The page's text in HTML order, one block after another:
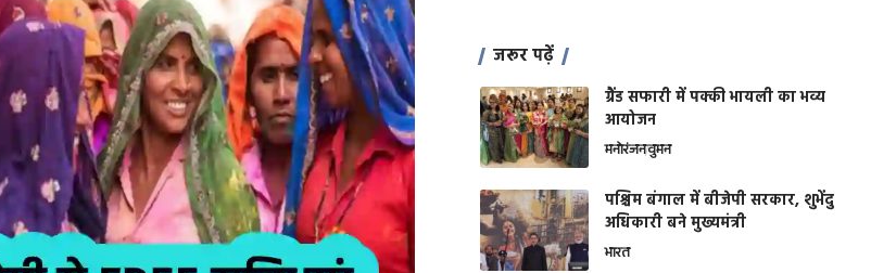
जरूर पढ़ें
ग्रैंड सफारी में पक्की भायली का भव्य
आयोजन
मनोरंजनवुमन
पश्चिम बंगाल में बीजेपी सरकार, शुभेंदु
अधिकारी बने मुख्यमंत्री
भारत